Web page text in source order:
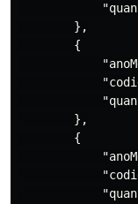
},
{
},
{